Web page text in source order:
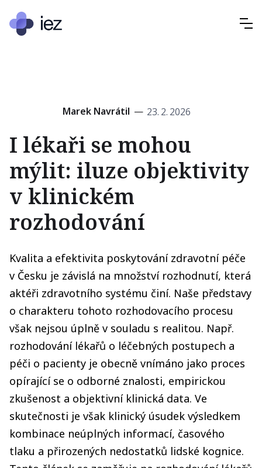
Marek Navrátil — 23. 2. 2026
I lékaři se mohou
mýlit: iluze objektivity
v klinickém
rozhodování
Kvalita a efektivita poskytování zdravotní péče
v Česku je závislá na množství rozhodnutí, která
aktéři zdravotního systému činí. Naše představy
o charakteru tohoto rozhodovacího procesu
však nejsou úplně v souladu s realitou. Např.
rozhodování lékařů o léčebných postupech a
péči o pacienty je obecně vnímáno jako proces
opírající se o odborné znalosti, empirickou
zkušenost a objektivní klinická data. Ve
skutečnosti je však klinický úsudek výsledkem
kombinace neúplných informací, časového
tlaku a přirozených nedostatků lidské kognice.